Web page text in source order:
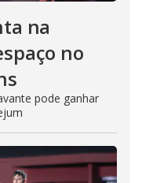
na
no
pode ganhar